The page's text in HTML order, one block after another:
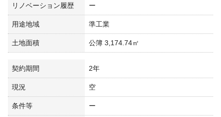
リノベーション履歴 ー
用途地域 準工業
土地面積 公簿 3,174.74㎡
契約期間 2年
現況 空
条件等 ー